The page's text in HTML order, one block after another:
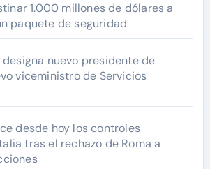
1.000 millones de dólares a
paquete de seguridad
designa nuevo presidente de
viceministro de Servicios
desde hoy los controles
tras el rechazo de Roma a